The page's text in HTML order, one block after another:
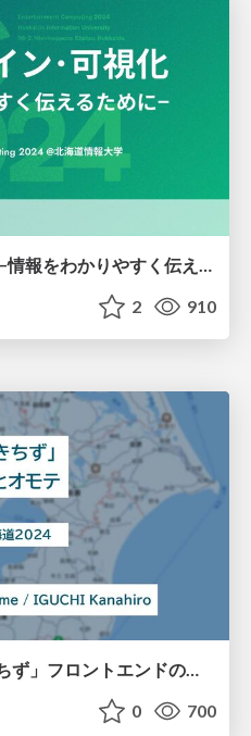
地図・デザイン・可視化 −情報をわかりやすく伝えるために−
2 910
現代風歴史マップ「れきちず」フロントエンドのウラとオモテ｜フロントエンドカンファレンス北海道2024 / frontend of Rekichizu
0 700